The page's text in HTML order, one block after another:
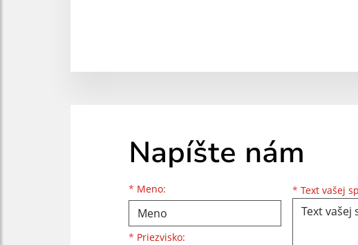
Napíšte nám
* Meno:
Meno
* Priezvisko:
Priezvisko
E-mailová adresa * Text vašej